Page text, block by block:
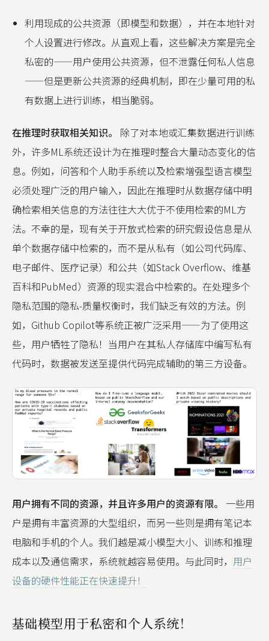
利用现成的公共资源（即模型和数据），并在本地针对
个人设置进行修改。从直观上看，这些解决方案是完全
私密的——用户使用公共资源，但不泄露任何私人信息
——但是更新公共资源的经典机制，即在少量可用的私
有数据上进行训练，相当脆弱。
在推理时获取相关知识。
除了对本地或汇集数据进行训练
外，许多ML系统还设计为在推理时整合大量动态变化的信
息。例如，问答和个人助手系统以及检索增强型语言模型
必须处理广泛的用户输入，因此在推理时从数据存储中明
确检索相关信息的方法往往大大优于不使用检索的ML方
法。不幸的是，现有关于开放式检索的研究假设信息是从
单个数据存储中检索的，而不是从私有（如公司代码库、
电子邮件、医疗记录）和公共（如Stack Overflow、维基
百科和PubMed）资源的现实混合中检索的。在处理多个
隐私范围的隐私-质量权衡时，我们缺乏有效的方法。例
如，Github Copilot等系统正被广泛采用——为了使用这
些，用户牺牲了隐私！当用户在其私人存储库中编写私有
代码时，数据被发送至提供代码完成辅助的第三方设备。
用户拥有不同的资源，并且许多用户的资源有限。
一些用
户是拥有丰富资源的大型组织，而另一些则是拥有笔记本
电脑和手机的个人。我们越是减小模型大小、训练和推理
成本以及通信需求，系统就越容易使用。与此同时， 用户
设备的硬件性能正在快速提升！
基础模型用于私密和个人系统！